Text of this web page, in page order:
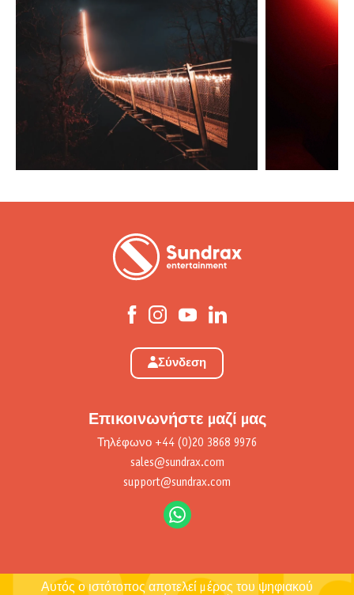
Σύνδεση
Επικοινωνήστε μαζί μας
Τηλέφωνο +44 (0)20 3868 9976
sales@sundrax.com
support@sundrax.com
Αυτός ο ιστότοπος αποτελεί μέρος του ψηφιακού